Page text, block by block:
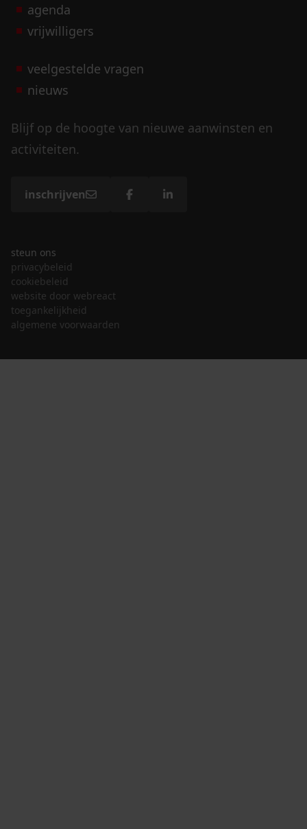
agenda
vrijwilligers
veelgestelde vragen
nieuws
Blijf op de hoogte van nieuwe aanwinsten en
activiteiten.
inschrijven
steun ons
privacybeleid
cookiebeleid
website door webreact
toegankelijkheid
algemene voorwaarden